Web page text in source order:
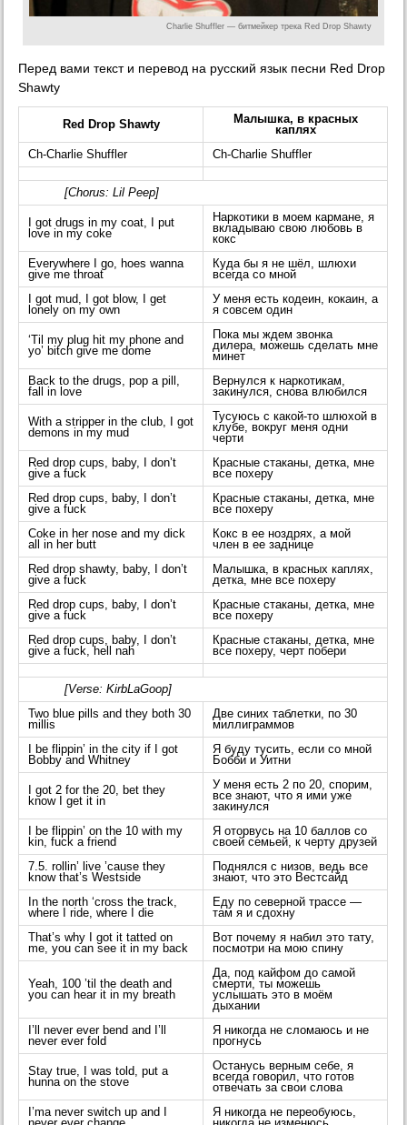
Charlie Shuffler — битмейкер трека Red Drop Shawty
Перед вами текст и перевод на русский язык песни Red Drop
Shawty
Red Drop Shawty
Малышка, в красных
каплях
Ch-Charlie Shuffler
Ch-Charlie Shuffler
[Chorus: Lil Peep]
I got drugs in my coat, I put
love in my coke
Наркотики в моем кармане, я
вкладываю свою любовь в
кокс
Everywhere I go, hoes wanna
give me throat
Куда бы я не шёл, шлюхи
всегда со мной
I got mud, I got blow, I get
lonely on my own
У меня есть кодеин, кокаин, а
я совсем один
‘Til my plug hit my phone and
yo’ bitch give me dome
Пока мы ждем звонка
дилера, можешь сделать мне
минет
Back to the drugs, pop a pill,
fall in love
Вернулся к наркотикам,
закинулся, снова влюбился
With a stripper in the club, I got
demons in my mud
Тусуюсь с какой-то шлюхой в
клубе, вокруг меня одни
черти
Red drop cups, baby, I don’t
give a fuck
Красные стаканы, детка, мне
все похеру
Red drop cups, baby, I don’t
give a fuck
Красные стаканы, детка, мне
все похеру
Coke in her nose and my dick
all in her butt
Кокс в ее ноздрях, а мой
член в ее заднице
Red drop shawty, baby, I don’t
give a fuck
Малышка, в красных каплях,
детка, мне все похеру
Red drop cups, baby, I don’t
give a fuck
Красные стаканы, детка, мне
все похеру
Red drop cups, baby, I don’t
give a fuck, hell nah
Красные стаканы, детка, мне
все похеру, черт побери
[Verse: KirbLaGoop]
Two blue pills and they both 30
millis
Две синих таблетки, по 30
миллиграммов
I be flippin’ in the city if I got
Bobby and Whitney
Я буду тусить, если со мной
Бобби и Уитни
I got 2 for the 20, bet they
know I get it in
У меня есть 2 по 20, спорим,
все знают, что я ими уже
закинулся
I be flippin’ on the 10 with my
kin, fuck a friend
Я оторвусь на 10 баллов со
своей семьей, к черту друзей
7.5. rollin’ live ’cause they
know that’s Westside
Поднялся с низов, ведь все
знают, что это Вестсайд
In the north ‘cross the track,
where I ride, where I die
Еду по северной трассе —
там я и сдохну
That’s why I got it tatted on
me, you can see it in my back
Вот почему я набил это тату,
посмотри на мою спину
Yeah, 100 ’til the death and
you can hear it in my breath
Да, под кайфом до самой
смерти, ты можешь
услышать это в моём
дыхании
I’ll never ever bend and I’ll
never ever fold
Я никогда не сломаюсь и не
прогнусь
Stay true, I was told, put a
hunna on the stove
Останусь верным себе, я
всегда говорил, что готов
отвечать за свои слова
I’ma never switch up and I
Я никогда не переобуюсь,